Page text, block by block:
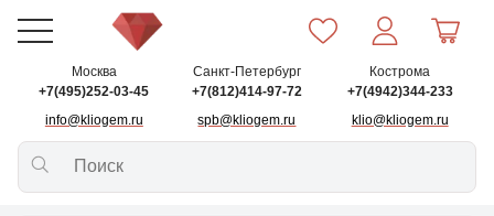
Москва
+7(495)252-03-45
info@kliogem.ru
Санкт-Петербург
+7(812)414-97-72
spb@kliogem.ru
Кострома
+7(4942)344-233
klio@kliogem.ru